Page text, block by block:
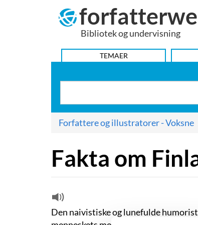
Bibliotek og undervisning
HOVEDMENU
TEMAER
Forfattere og illustratorer - Voksne
Fakta om
Den naivistiske og lunefulde